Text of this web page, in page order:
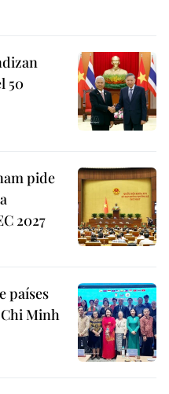
50
pide
2027
países
Chi Minh